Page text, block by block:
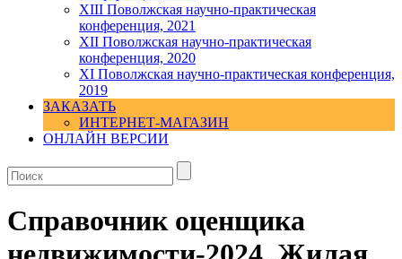
ХIII Поволжская научно-практическая
конференция, 2021
ХII Поволжская научно-практическая
конференция, 2020
XI Поволжская научно-практическая конференция,
2019
ЗАКАЗАТЬ
ИНТЕРНЕТ-МАГАЗИН
ОНЛАЙН ВЕРСИИ
Справочник оценщика